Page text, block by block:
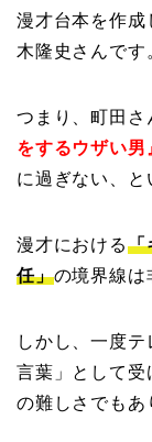
漫才台本を作成
木隆史さんです
つまり、町田さ
をするウザい男
に過ぎない、と
漫才における「
任」の境界線は
しかし、一度
言葉」として受
の難しさでもあ